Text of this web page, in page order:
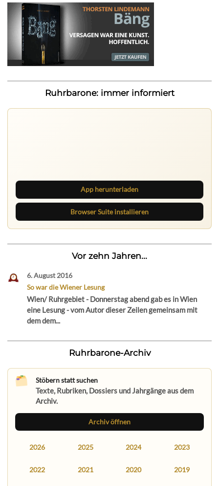
Ruhrbarone: immer informiert
App herunterladen
Browser Suite installieren
Vor zehn Jahren...
6. August 2016
So war die Wiener Lesung
Wien/ Ruhrgebiet - Donnerstag abend gab es in Wien
eine Lesung - vom Autor dieser Zeilen gemeinsam mit
dem dem...
Ruhrbarone-Archiv
Stöbern statt suchen
Texte, Rubriken, Dossiers und Jahrgänge aus dem
Archiv.
Archiv öffnen
2026 2025 2024 2023
2022 2021 2020 2019